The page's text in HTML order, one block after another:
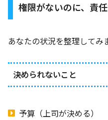
権限がないのに、責
あなたの状況を整理してみ
決められないこと
予算（上司が決める）